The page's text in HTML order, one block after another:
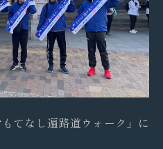
てなし遍路道ウォーク」に